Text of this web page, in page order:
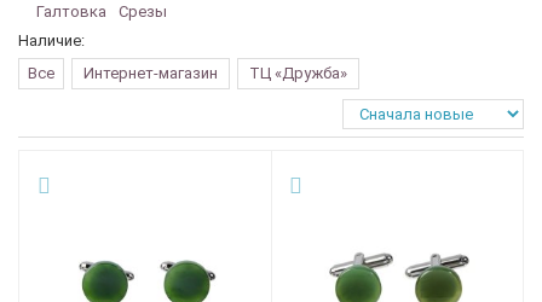
Галтовка
Срезы
Наличие:
Все
Интернет-магазин ТЦ «Дружба»